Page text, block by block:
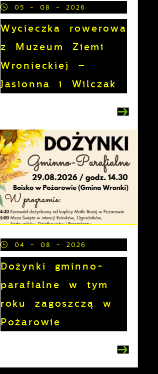
05 - 08 - 2026
Wycieczka rowerowa
z Muzeum Ziemi
Wronieckiej –
Jasionna i Wilczak
04 - 08 - 2026
Dożynki gminno-
parafialne w tym
roku zagoszczą w
Pożarowie